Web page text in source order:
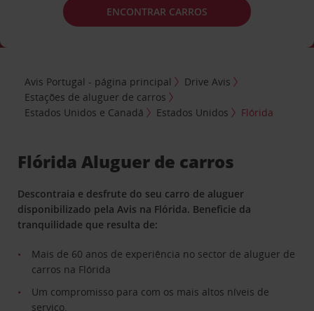
ENCONTRAR CARROS
Avis Portugal - página principal
Drive Avis
Estações de aluguer de carros
Estados Unidos e Canadá
Estados Unidos Flórida
Flórida Aluguer de carros
Descontraia e desfrute do seu carro de aluguer
disponibilizado pela Avis na Flórida. Beneficie da
tranquilidade que resulta de:
Mais de 60 anos de experiência no sector de aluguer de
carros na Flórida
Um compromisso para com os mais altos níveis de
serviço.